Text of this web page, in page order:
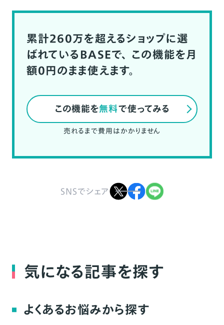
累計260万を超えるショップに選
ばれているBASEで、 この機能を月
額0円のまま使えます。
この機能を無料で使ってみる
売れるまで費用はかかりません
SNSでシェア
気になる記事を探す
よくあるお悩みから探す